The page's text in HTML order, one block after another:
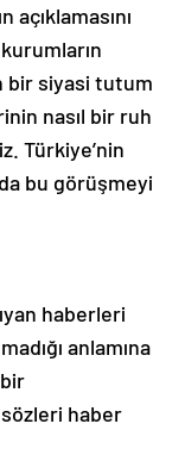
bir siyasi tutum
nasıl bir ruh
Türkiye’nin
bu görüşmeyi
haberleri
anlamına
haber